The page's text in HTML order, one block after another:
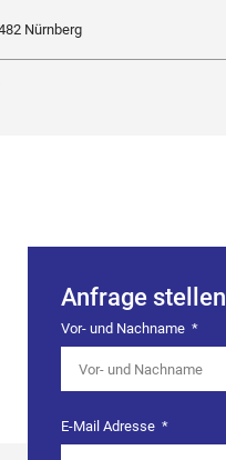
Nürnberg
Anfrage stellen
Vor- und Nachname
E-Mail Adresse